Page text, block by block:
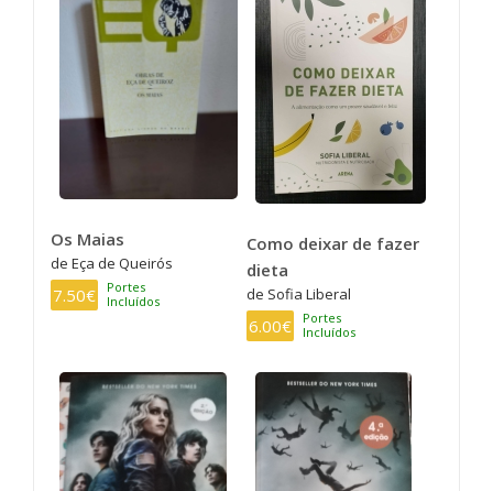
Os Maias
de Eça de Queirós
7.50€
Portes
Incluídos
Como deixar de fazer
dieta
de Sofia Liberal
6.00€
Portes
Incluídos